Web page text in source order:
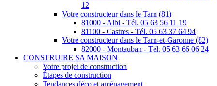
12
Votre constructeur dans le Tarn (81)
81000 - Albi - Tél. 05 63 56 11 19
81100 - Castres - Tél. 05 63 37 64 94
Votre constructeur dans le Tarn-et-Garonne (82)
82000 - Montauban - Tél. 05 63 66 06 24
CONSTRUIRE SA MAISON
Votre projet de construction
Étapes de construction
Tendances déco et aménagement